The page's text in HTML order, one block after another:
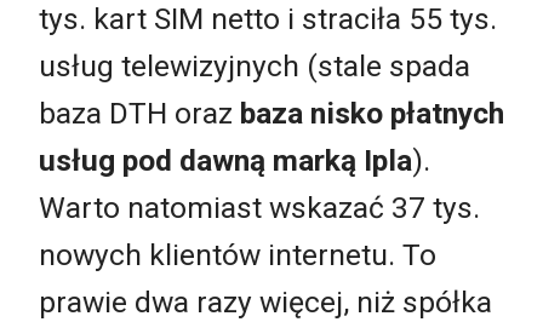
tys. kart SIM netto i straciła 55 tys.
usług telewizyjnych (stale spada
baza DTH oraz baza nisko płatnych
usług pod dawną marką Ipla).
Warto natomiast wskazać 37 tys.
nowych klientów internetu. To
prawie dwa razy więcej, niż spółka